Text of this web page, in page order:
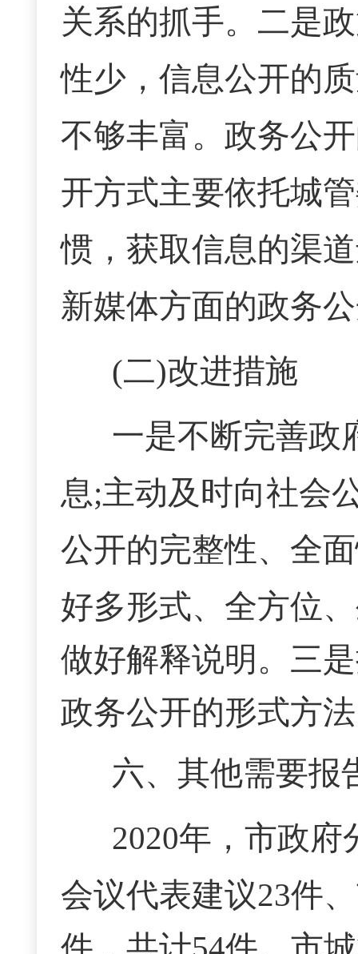
关系的抓手。二是
性少，信息公开的
不够丰富。政务公
开方式主要依托城
惯，获取信息的渠
新媒体方面的政务
(二)改进措施
一是不断完善政
息;主动及时向社会
公开的完整性、全
好多形式、全方位
做好解释说明。三
政务公开的形式方
六、其他需要报
2020年，市政府
会议代表建议23件